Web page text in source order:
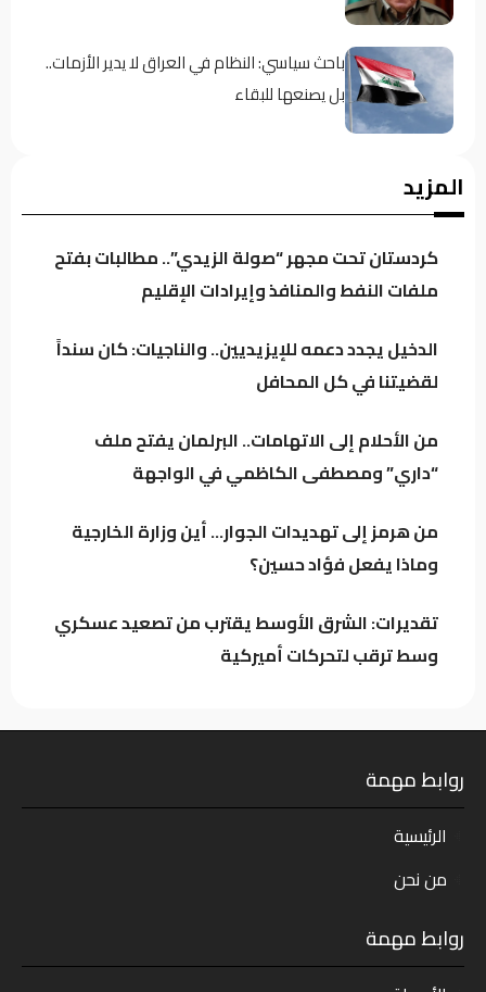
باحث سياسي: النظام في العراق لا يدير الأزمات..
بل يصنعها للبقاء
الموسوي: الكتل السياسية تتجه لدعم محدود
للحكومة خشية تعاظم نفوذها
العراق يتجه لتنظيم أرباح مؤثري “تيك توك”
الكلداني يلتقي وزير العدل لبحث واقع
المؤسسات والدوائر العدلية
المزيد
كردستان تحت مجهر “صولة الزيدي”.. مطالبات بفتح
ملفات النفط والمنافذ وإيرادات الإقليم
الدخيل يجدد دعمه للإيزيديين.. والناجيات: كان سنداً
لقضيتنا في كل المحافل
من الأحلام إلى الاتهامات.. البرلمان يفتح ملف
“داري” ومصطفى الكاظمي في الواجهة
من هرمز إلى تهديدات الجوار… أين وزارة الخارجية
وماذا يفعل فؤاد حسين؟
تقديرات: الشرق الأوسط يقترب من تصعيد عسكري
وسط ترقب لتحركات أميركية
روابط مهمة
الرئيسية
من نحن
روابط مهمة